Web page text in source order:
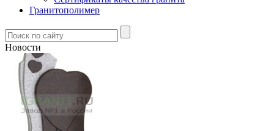
Гранитополимер
Новости